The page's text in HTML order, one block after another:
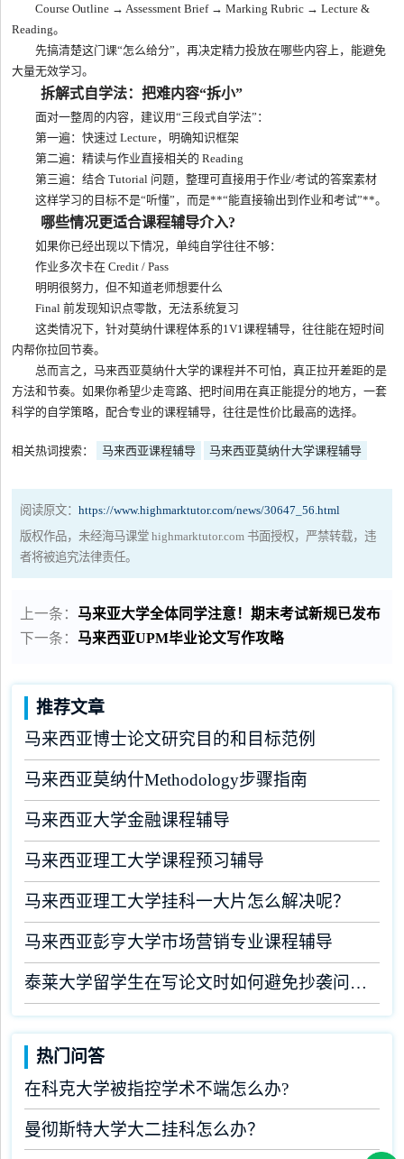
Course Outline → Assessment Brief → Marking Rubric → Lecture &
Reading。
先搞清楚这门课“怎么给分”，再决定精力投放在哪些内容上，能避免
大量无效学习。
拆解式自学法：把难内容“拆小”
面对一整周的内容，建议用“三段式自学法”：
第一遍：快速过 Lecture，明确知识框架
第二遍：精读与作业直接相关的 Reading
第三遍：结合 Tutorial 问题，整理可直接用于作业/考试的答案素材
这样学习的目标不是“听懂”，而是**“能直接输出到作业和考试”**。
哪些情况更适合课程辅导介入?
如果你已经出现以下情况，单纯自学往往不够：
作业多次卡在 Credit / Pass
明明很努力，但不知道老师想要什么
Final 前发现知识点零散，无法系统复习
这类情况下，针对莫纳什课程体系的1V1课程辅导，往往能在短时间
内帮你拉回节奏。
总而言之，马来西亚莫纳什大学的课程并不可怕，真正拉开差距的是
方法和节奏。如果你希望少走弯路、把时间用在真正能提分的地方，一套
科学的自学策略，配合专业的课程辅导，往往是性价比最高的选择。
相关热词搜索： 马来西亚课程辅导 马来西亚莫纳什大学课程辅导
阅读原文：https://www.highmarktutor.com/news/30647_56.html
版权作品，未经海马课堂 highmarktutor.com 书面授权，严禁转载，违
者将被追究法律责任。
上一条：马来亚大学全体同学注意！期末考试新规已发布
下一条：马来西亚UPM毕业论文写作攻略
推荐文章
马来西亚博士论文研究目的和目标范例
马来西亚莫纳什Methodology步骤指南
马来西亚大学金融课程辅导
马来西亚理工大学课程预习辅导
马来西亚理工大学挂科一大片怎么解决呢？
马来西亚彭亨大学市场营销专业课程辅导
泰莱大学留学生在写论文时如何避免抄袭问题？
热门问答
在科克大学被指控学术不端怎么办?
曼彻斯特大学大二挂科怎么办？